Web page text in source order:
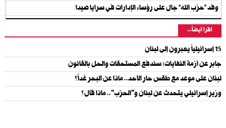
وفد “حزب الله” جال على رؤساء الإدارات في سرايا صيدا
اقرأ أيضاً...
15 إسرائيلياً يعبرون إلى لبنان
جابر عن أزمة النفايات: سندفع المستحقات والحل بالقانون
لبنان على موعد مع طقس حار الأحد.. ماذا عن البحر غداً؟
وزير إسرائيلي يتحدث عن لبنان و"الحزب".. ماذا قال؟